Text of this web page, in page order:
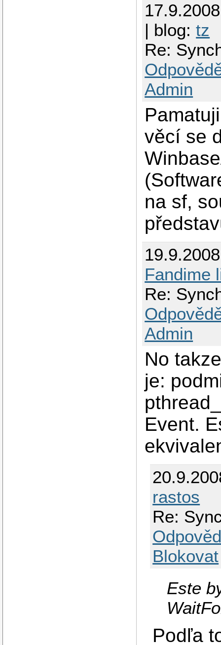
| blog:tz
Re:
Admin
věcí se
na sf,
Fandime
Re:
Admin
No
je:
Event.
rastos
Re:
Blokovat
Este
Podľa